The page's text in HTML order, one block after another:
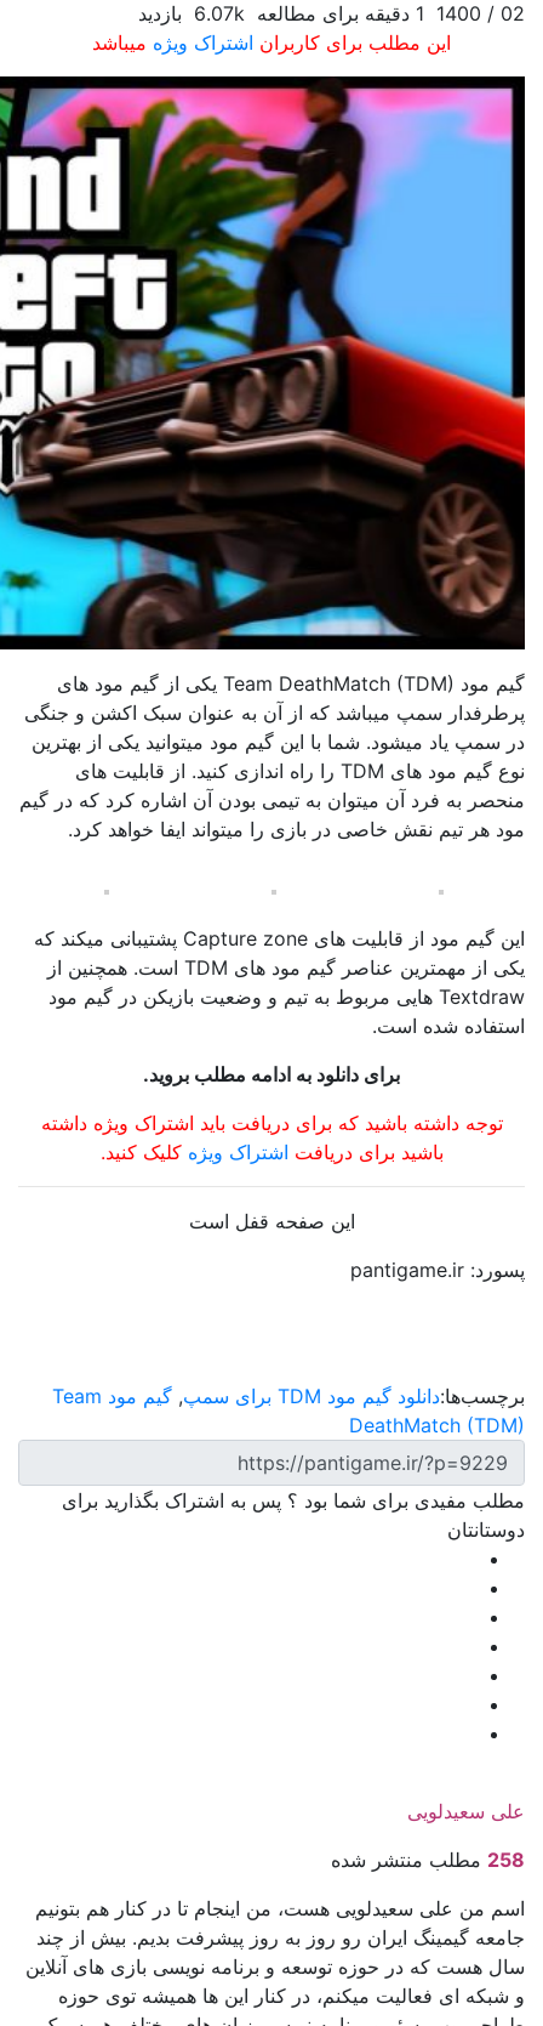
02 / 1400
این مطلب برای کاربران اشتراک ویژه میباشد
گیم مود Team DeathMatch (TDM) یکی از گیم مود های
پرطرفدار سمپ میباشد که از آن به عنوان سبک اکشن و جنگی
در سمپ یاد میشود. شما با این گیم مود میتوانید یکی از بهترین
نوع گیم مود های TDM را راه اندازی کنید. از قابلیت های
منحصر به فرد آن میتوان به تیمی بودن آن اشاره کرد که در گیم
مود هر تیم نقش خاصی در بازی را میتواند ایفا خواهد کرد.
این گیم مود از قابلیت های Capture zone پشتیبانی میکند که
یکی از مهمترین عناصر گیم مود های TDM است. همچنین از
Textdraw هایی مربوط به تیم و وضعیت بازیکن در گیم مود
استفاده شده است.
برای دانلود به ادامه مطلب بروید.
توجه داشته باشید که برای دریافت باید اشتراک ویژه داشته
باشید برای دریافت اشتراک ویژه کلیک کنید.
این صفحه قفل است
پسورد: pantigame.ir
برچسب‌ها:دانلود گیم مود TDM برای سمپ ,
گیم مود Team
DeathMatch (TDM)
مطلب مفیدی برای شما بود ؟ پس به اشتراک بگذارید برای
دوستانتان
علی سعیدلویی
258 مطلب منتشر شده
اسم من علی سعیدلویی هست، من اینجام تا در کنار هم بتونیم
جامعه گیمینگ ایران رو روز به روز پیشرفت بدیم. بیش از چند
سال هست که در حوزه توسعه و برنامه نویسی بازی های آنلاین
و شبکه ای فعالیت میکنم، در کنار این ها همیشه توی حوزه